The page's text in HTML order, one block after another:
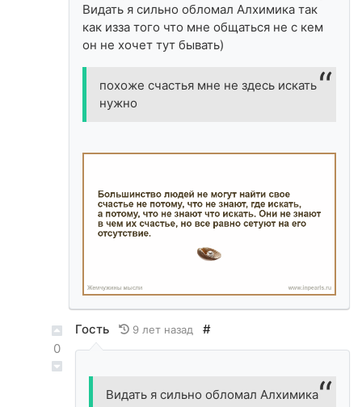
Видать я сильно обломал Алхимика так
как изза того что мне общаться не с кем
он не хочет тут бывать)
похоже счастья мне не здесь искать
нужно
0
Гость 9 лет назад #
Видать я сильно обломал Алхимика